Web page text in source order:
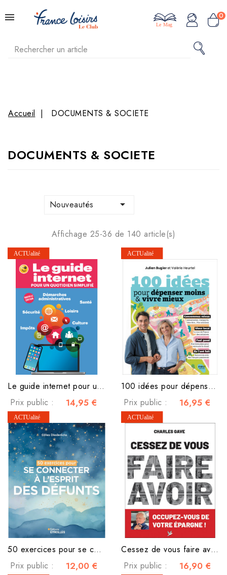
0
Le Mag
Accueil DOCUMENTS & SOCIETE
DOCUMENTS & SOCIETE
Nouveautés 
Affichage 25-36 de 140 article(s)
Le guide internet pour un quotidien simplifié
Prix public :
14,95 €
100 idées pour dépenser moins & vivre mieux
Prix public :
16,95 €
50 exercices pour se connecter à l'esprit des défunts
Prix public :
12,00 €
Cessez de vous faire avoir
Prix public :
16,90 €